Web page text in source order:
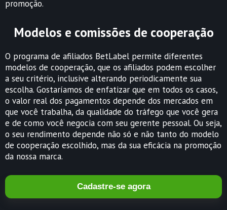
promoção.
Modelos e comissões de cooperação
O programa de afiliados BetLabel permite diferentes
modelos de cooperação, que os afiliados podem escolher
a seu critério, inclusive alterando periodicamente sua
escolha. Gostaríamos de enfatizar que em todos os casos,
o valor real dos pagamentos depende dos mercados em
que você trabalha, da qualidade do tráfego que você gera
e de como você negocia com seu gerente pessoal. Ou seja,
o seu rendimento depende não só e não tanto do modelo
de cooperação escolhido, mas da sua eficácia na promoção
da nossa marca.
Cadastre-se agora